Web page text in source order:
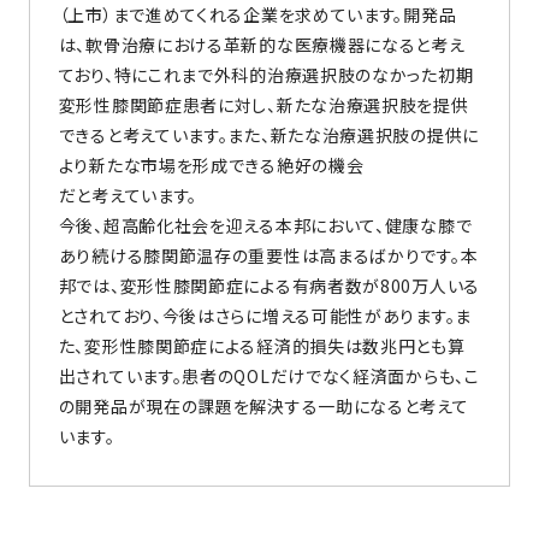
（上市）まで進めてくれる企業を求めています。開発品
は、軟骨治療における革新的な医療機器になると考え
ており、特にこれまで外科的治療選択肢のなかった初期
変形性膝関節症患者に対し、新たな治療選択肢を提供
できると考えています。また、新たな治療選択肢の提供に
より新たな市場を形成できる絶好の機会
だと考えています。
今後、超高齢化社会を迎える本邦において、健康な膝で
あり続ける膝関節温存の重要性は高まるばかりです。本
邦では、変形性膝関節症による有病者数が800万人いる
とされており、今後はさらに増える可能性があります。ま
た、変形性膝関節症による経済的損失は数兆円とも算
出されています。患者のQOLだけでなく経済面からも、こ
の開発品が現在の課題を解決する一助になると考えて
います。